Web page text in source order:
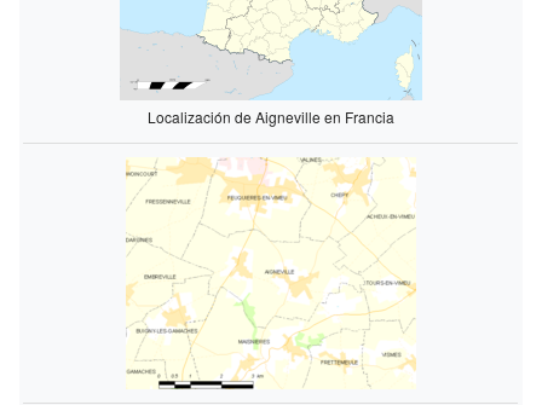
Localización de Aigneville en Francia